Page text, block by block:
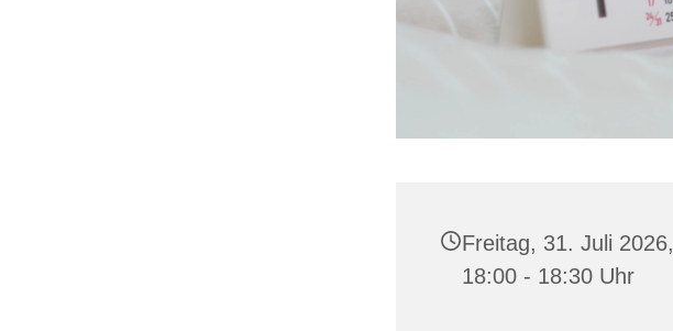
Freitag, 31. Juli 2026,
18:00 - 18:30 Uhr